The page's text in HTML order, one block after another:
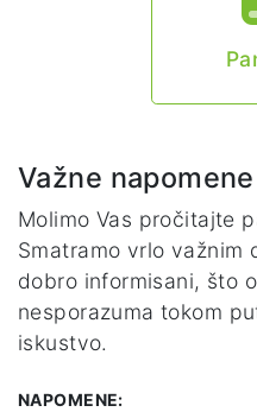
Važne napomene
Molimo Vas pročitajte
Smatramo vrlo važnim
dobro informisani, što
nesporazuma tokom
iskustvo.
NAPOMENE: